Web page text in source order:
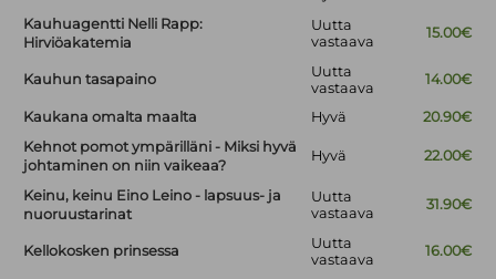
Kauhuagentti Nelli Rapp:
Hirviöakatemia
Uutta
vastaava
15.00€
Kauhun tasapaino
Uutta
vastaava
14.00€
Kaukana omalta maalta Hyvä
20.90€
Kehnot pomot ympärilläni - Miksi hyvä
johtaminen on niin vaikeaa?
Hyvä 22.00€
Keinu, keinu Eino Leino - lapsuus- ja
nuoruustarinat
Uutta
vastaava
31.90€
Kellokosken prinsessa
Uutta
vastaava
16.00€